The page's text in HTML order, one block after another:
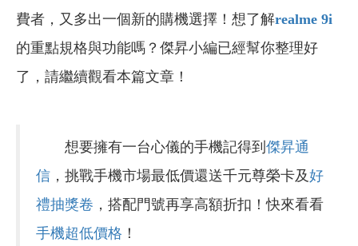
費者，又多出一個新的購機選擇！想了解realme 9i
的重點規格與功能嗎？傑昇小編已經幫你整理好
了，請繼續觀看本篇文章！
想要擁有一台心儀的手機記得到 傑昇通
信 ，挑戰手機市場最低價還送千元尊榮卡及好
禮抽獎卷 ，搭配門號再享高額折扣！快來看看
手機超低價格 ！